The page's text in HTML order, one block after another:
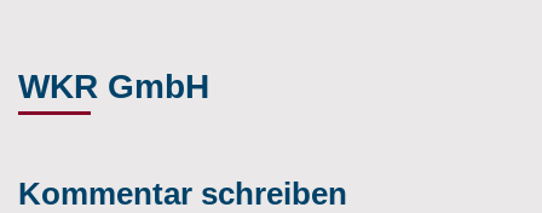
WKR GmbH
Kommentar schreiben